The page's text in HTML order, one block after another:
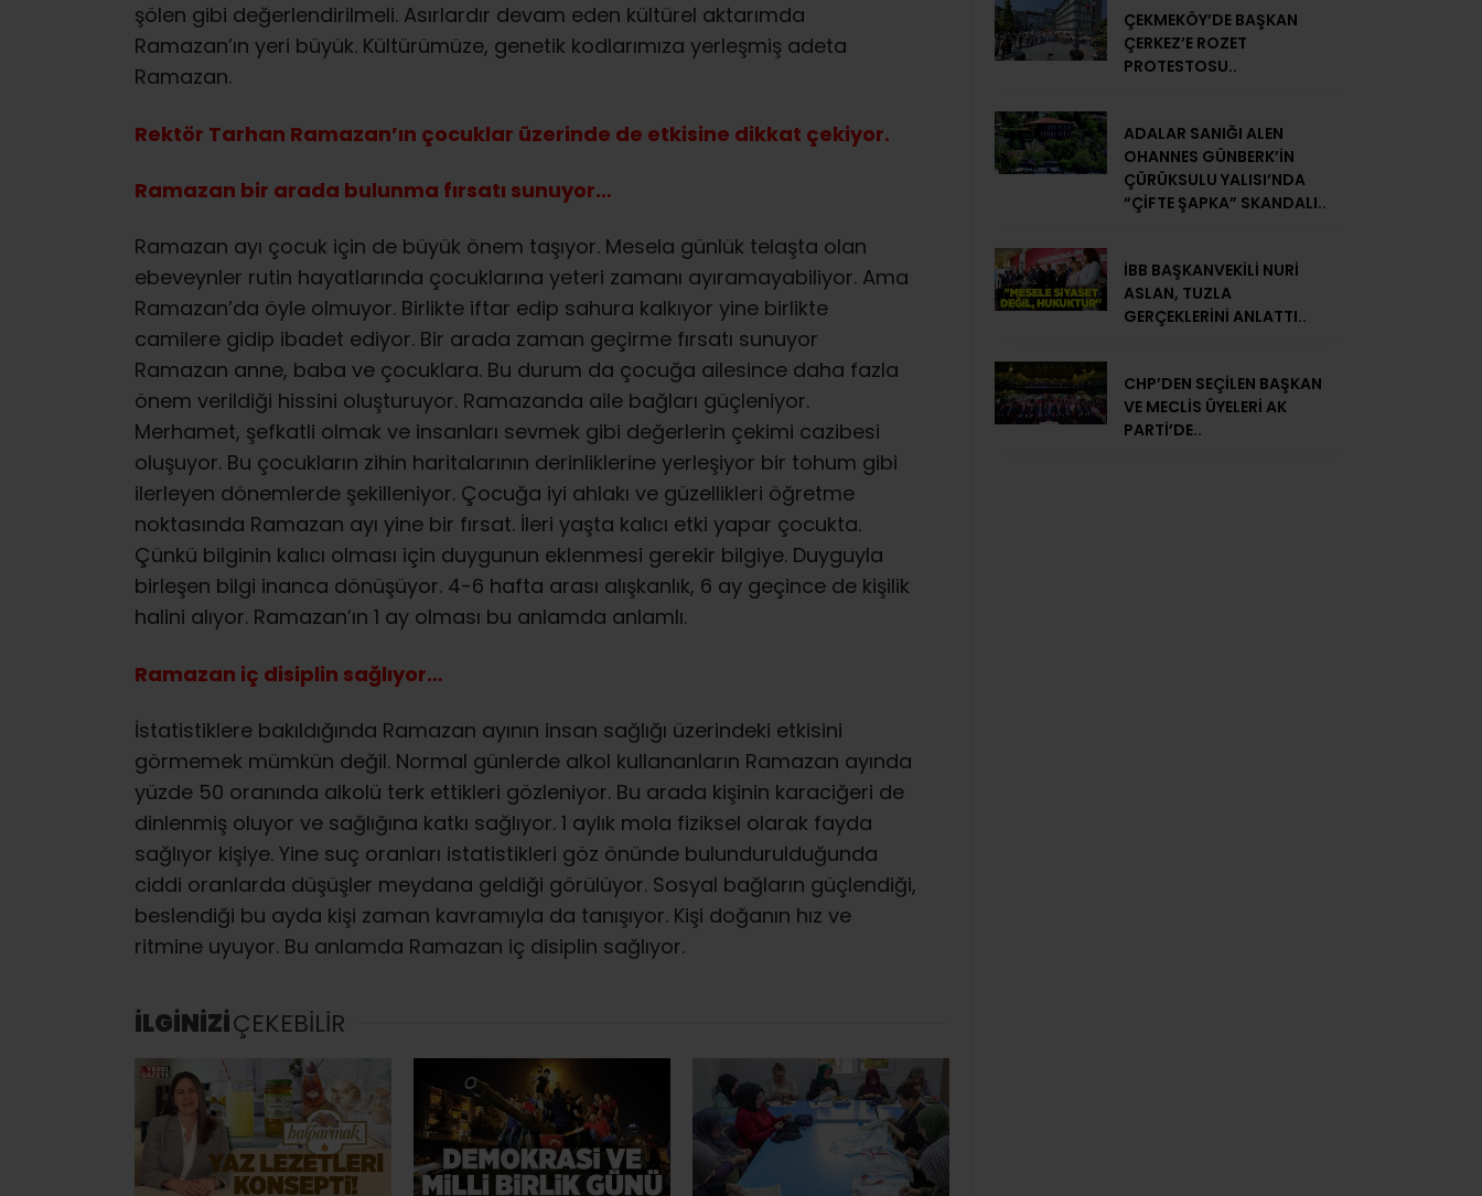
şölen gibi değerlendirilmeli. Asırlardır devam eden kültürel aktarımda
Ramazan’ın yeri büyük. Kültürümüze, genetik kodlarımıza yerleşmiş adeta
Ramazan.
Rektör Tarhan Ramazan’ın çocuklar üzerinde de etkisine dikkat çekiyor.
Ramazan bir arada bulunma fırsatı sunuyor…
Ramazan ayı çocuk için de büyük önem taşıyor. Mesela günlük telaşta olan
ebeveynler rutin hayatlarında çocuklarına yeteri zamanı ayıramayabiliyor. Ama
Ramazan’da öyle olmuyor. Birlikte iftar edip sahura kalkıyor yine birlikte
camilere gidip ibadet ediyor. Bir arada zaman geçirme fırsatı sunuyor
Ramazan anne, baba ve çocuklara. Bu durum da çocuğa ailesince daha fazla
önem verildiği hissini oluşturuyor. Ramazanda aile bağları güçleniyor.
Merhamet, şefkatli olmak ve insanları sevmek gibi değerlerin çekimi cazibesi
oluşuyor. Bu çocukların zihin haritalarının derinliklerine yerleşiyor bir tohum gibi
ilerleyen dönemlerde şekilleniyor. Çocuğa iyi ahlakı ve güzellikleri öğretme
noktasında Ramazan ayı yine bir fırsat. İleri yaşta kalıcı etki yapar çocukta.
Çünkü bilginin kalıcı olması için duygunun eklenmesi gerekir bilgiye. Duyguyla
birleşen bilgi inanca dönüşüyor. 4-6 hafta arası alışkanlık, 6 ay geçince de kişilik
halini alıyor. Ramazan’ın 1 ay olması bu anlamda anlamlı.
Ramazan iç disiplin sağlıyor…
İstatistiklere bakıldığında Ramazan ayının insan sağlığı üzerindeki etkisini
görmemek mümkün değil. Normal günlerde alkol kullananların Ramazan ayında
yüzde 50 oranında alkolü terk ettikleri gözleniyor. Bu arada kişinin karaciğeri de
dinlenmiş oluyor ve sağlığına katkı sağlıyor. 1 aylık mola fiziksel olarak fayda
sağlıyor kişiye. Yine suç oranları istatistikleri göz önünde bulundurulduğunda
ciddi oranlarda düşüşler meydana geldiği görülüyor. Sosyal bağların güçlendiği,
beslendiği bu ayda kişi zaman kavramıyla da tanışıyor. Kişi doğanın hız ve
ritmine uyuyor. Bu anlamda Ramazan iç disiplin sağlıyor.
İLGİNİZİÇEKEBİLİR
ÇEKMEKÖY’DE BAŞKAN
ÇERKEZ’E ROZET
PROTESTOSU..
ADALAR SANIĞI ALEN
OHANNES GÜNBERK’İN
ÇÜRÜKSULU YALISI’NDA
“ÇİFTE ŞAPKA” SKANDALI..
İBB BAŞKANVEKİLİ NURİ
ASLAN, TUZLA
GERÇEKLERİNİ ANLATTI..
CHP’DEN SEÇİLEN BAŞKAN
VE MECLİS ÜYELERİ AK
PARTİ’DE..